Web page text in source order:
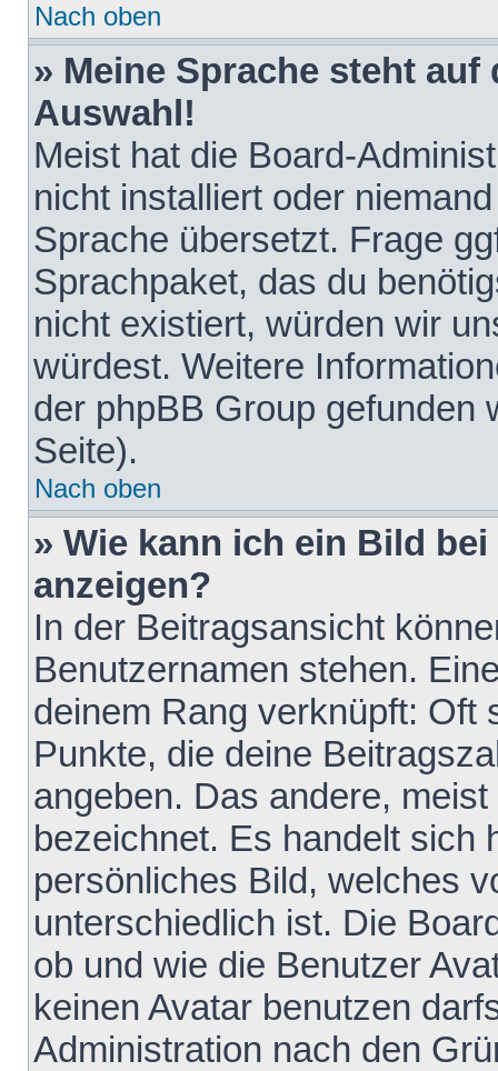
Nach oben
» Meine Sprache steht
Auswahl!
Meist hat die Board-
nicht installiert oder
Sprache übersetzt. Frage
Sprachpaket, das du
nicht existiert, würden wir
würdest. Weitere
der phpBB Group gefunden
Seite).
Nach oben
» Wie kann ich ein Bild
anzeigen?
In der Beitragsansicht
Benutzernamen stehen.
deinem Rang verknüpft: Oft
Punkte, die deine
angeben. Das andere,
bezeichnet. Es handelt sich
persönliches Bild, welches
unterschiedlich ist. Die
ob und wie die Benutzer
keinen Avatar benutzen
Administration nach den